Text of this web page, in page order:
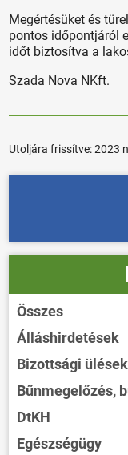
Megértésüket és
pontos időpontjáról
időt biztosítva a
Szada Nova NKft.
Utoljára frissítve:2023
Összes
Álláshirdetések
Bizottsági
Bűnmegelőzés,
DtKH
Egészségügy